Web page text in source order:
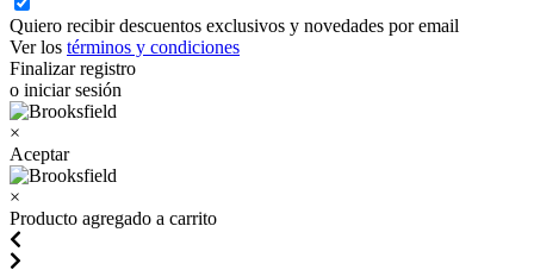
Quiero recibir descuentos exclusivos y novedades por email
Ver los términos y condiciones
Finalizar registro
o iniciar sesión
×
Aceptar
×
Producto agregado a carrito